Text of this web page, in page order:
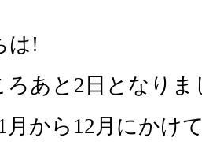
は!
ろあと2日となりま
月から12月にかけ